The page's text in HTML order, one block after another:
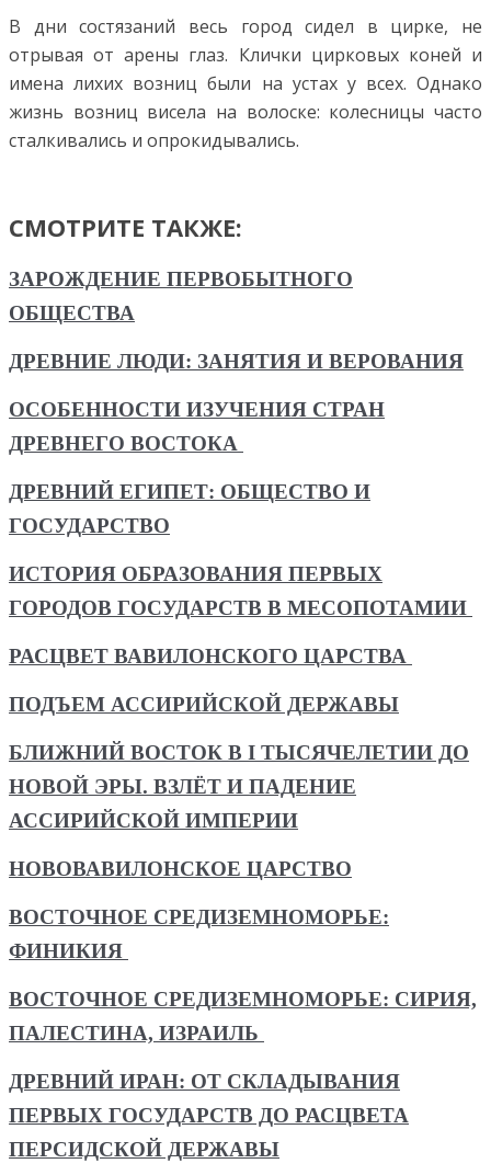
В дни состязаний весь город сидел в цирке, не
отрывая от арены глаз. Клички цирковых коней и
имена лихих возниц были на устах у всех. Однако
жизнь возниц висела на волоске: колесницы часто
сталкивались и опрокидывались.
СМОТРИТЕ ТАКЖЕ:
ЗАРОЖДЕНИЕ ПЕРВОБЫТНОГО
ОБЩЕСТВА
ДРЕВНИЕ ЛЮДИ: ЗАНЯТИЯ И ВЕРОВАНИЯ
ОСОБЕННОСТИ ИЗУЧЕНИЯ СТРАН
ДРЕВНЕГО ВОСТОКА
ДРЕВНИЙ ЕГИПЕТ: ОБЩЕСТВО И
ГОСУДАРСТВО
ИСТОРИЯ ОБРАЗОВАНИЯ ПЕРВЫХ
ГОРОДОВ ГОСУДАРСТВ В МЕСОПОТАМИИ
РАСЦВЕТ ВАВИЛОНСКОГО ЦАРСТВА
ПОДЪЕМ АССИРИЙСКОЙ ДЕРЖАВЫ
БЛИЖНИЙ ВОСТОК В I ТЫСЯЧЕЛЕТИИ ДО
НОВОЙ ЭРЫ. ВЗЛЁТ И ПАДЕНИЕ
АССИРИЙСКОЙ ИМПЕРИИ
НОВОВАВИЛОНСКОЕ ЦАРСТВО
ВОСТОЧНОЕ СРЕДИЗЕМНОМОРЬЕ:
ФИНИКИЯ
ВОСТОЧНОЕ СРЕДИЗЕМНОМОРЬЕ: СИРИЯ,
ПАЛЕСТИНА, ИЗРАИЛЬ
ДРЕВНИЙ ИРАН: ОТ СКЛАДЫВАНИЯ
ПЕРВЫХ ГОСУДАРСТВ ДО РАСЦВЕТА
ПЕРСИДСКОЙ ДЕРЖАВЫ